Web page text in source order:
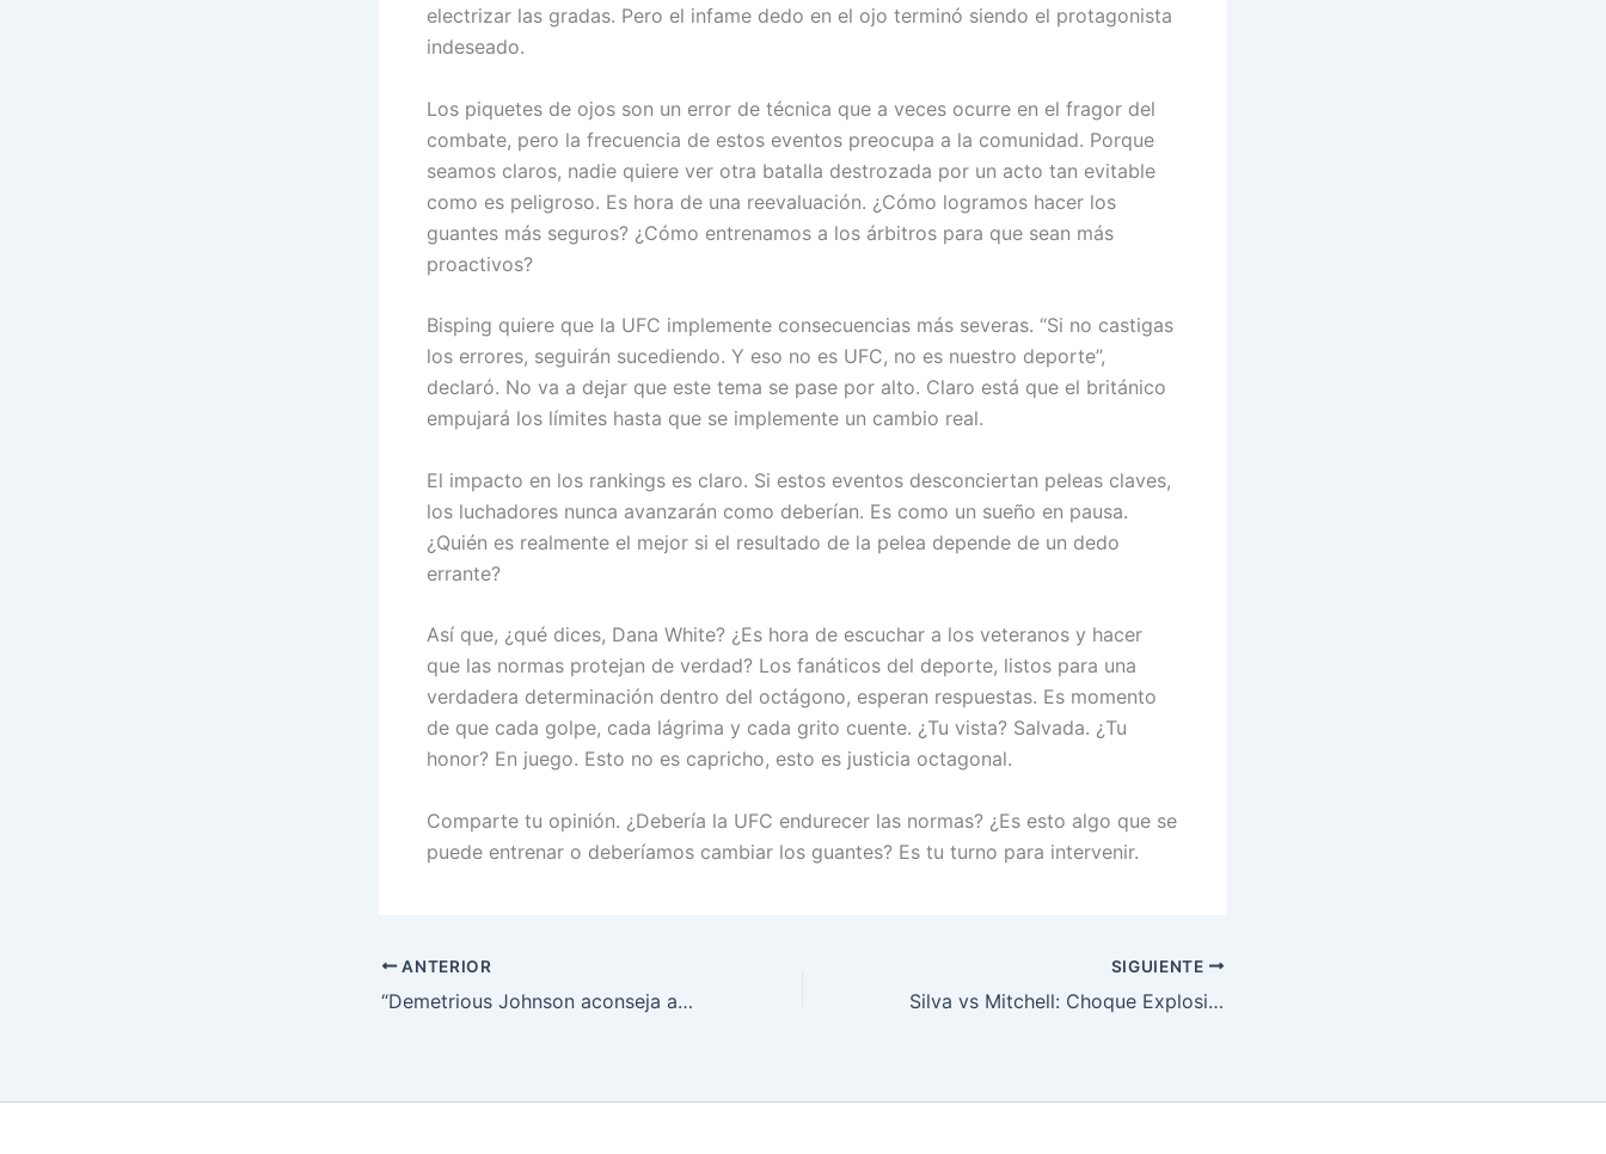
electrizar las gradas. Pero el infame dedo en el ojo terminó siendo el protagonista
indeseado.
Los piquetes de ojos son un error de técnica que a veces ocurre en el fragor del
combate, pero la frecuencia de estos eventos preocupa a la comunidad. Porque
seamos claros, nadie quiere ver otra batalla destrozada por un acto tan evitable
como es peligroso. Es hora de una reevaluación. ¿Cómo logramos hacer los
guantes más seguros? ¿Cómo entrenamos a los árbitros para que sean más
proactivos?
Bisping quiere que la UFC implemente consecuencias más severas. “Si no castigas
los errores, seguirán sucediendo. Y eso no es UFC, no es nuestro deporte”,
declaró. No va a dejar que este tema se pase por alto. Claro está que el británico
empujará los límites hasta que se implemente un cambio real.
El impacto en los rankings es claro. Si estos eventos desconciertan peleas claves,
los luchadores nunca avanzarán como deberían. Es como un sueño en pausa.
¿Quién es realmente el mejor si el resultado de la pelea depende de un dedo
errante?
Así que, ¿qué dices, Dana White? ¿Es hora de escuchar a los veteranos y hacer
que las normas protejan de verdad? Los fanáticos del deporte, listos para una
verdadera determinación dentro del octágono, esperan respuestas. Es momento
de que cada golpe, cada lágrima y cada grito cuente. ¿Tu vista? Salvada. ¿Tu
honor? En juego. Esto no es capricho, esto es justicia octagonal.
Comparte tu opinión. ¿Debería la UFC endurecer las normas? ¿Es esto algo que se
puede entrenar o deberíamos cambiar los guantes? Es tu turno para intervenir.
ANTERIOR
“Demetrious Johnson aconseja a Henry Cejudo retirarse tras brutal caída en UFC”
SIGUIENTE
Silva vs Mitchell: Choque Explosivo en la Jaula del Madison Square Garden